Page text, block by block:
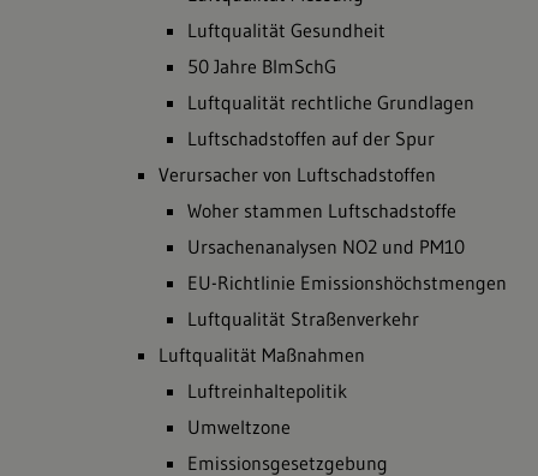
Luftqualität Gesundheit
50 Jahre BImSchG
Luftqualität rechtliche Grundlagen
Luftschadstoffen auf der Spur
Verursacher von Luftschadstoffen
Woher stammen Luftschadstoffe
Ursachenanalysen NO2 und PM10
EU-Richtlinie Emissionshöchstmengen
Luftqualität Straßenverkehr
Luftqualität Maßnahmen
Luftreinhaltepolitik
Umweltzone
Emissionsgesetzgebung